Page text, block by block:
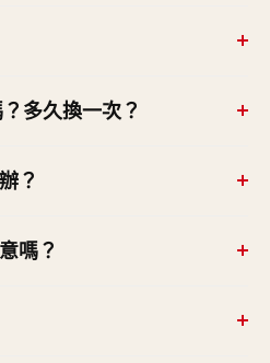
水 5–7°C 條件下），適合辦
的熱水另為每小時 28 公升、可
壓閥即可改變氣泡強弱。氣
多久換一次？
公升氣泡水（6 公升鋼瓶約可
？
留空氣，從主機上方的洩壓
秒再開機。
嗎？